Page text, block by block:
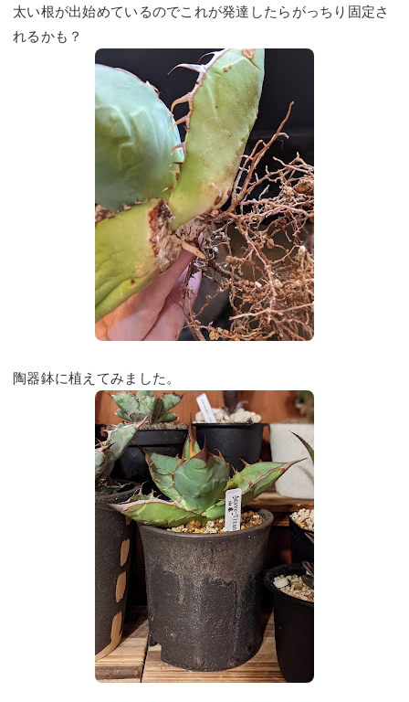
太い根が出始めているのでこれが発達したらがっちり固定さ
れるかも？
陶器鉢に植えてみました。